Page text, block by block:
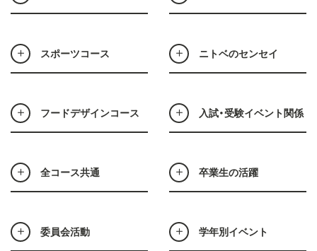
スポーツコース ニトベのセンセイ
フードデザインコース 入試・受験イベント関係
全コース共通 卒業生の活躍
委員会活動 学年別イベント